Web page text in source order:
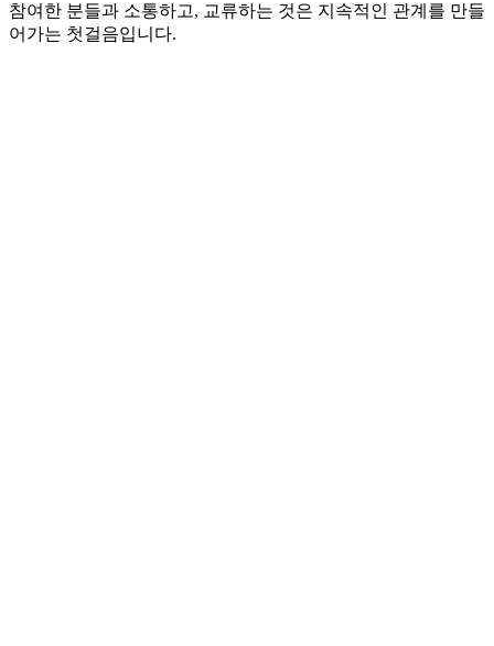
참여한 분들과 소통하고, 교류하는 것은 지속적인 관계를 만들
어가는 첫걸음입니다.